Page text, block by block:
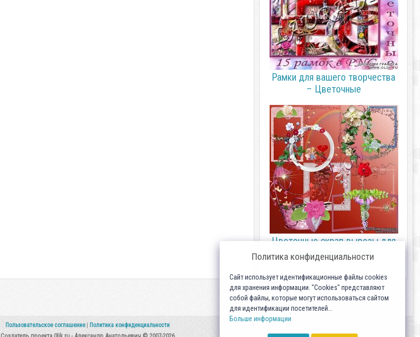
Рамки для вашего творчества
– Цветочные
Цветочные скрап-вырезы для
вашего творчества.
Пользовательское соглашение Политика конфиденциальности
Политика конфиденциальности
Сайт использует идентификационные файлы cookies
для хранения информации. "Cookies" представляют
собой файлы, которые могут использоваться сайтом
для идентификации посетителей...
Больше информации